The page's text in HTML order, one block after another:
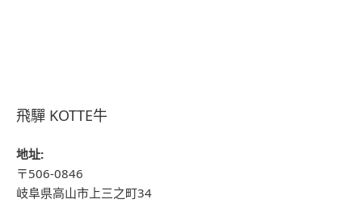
飛驒 KOTTE牛
地址:
〒506-0846
岐阜県高山市上三之町34